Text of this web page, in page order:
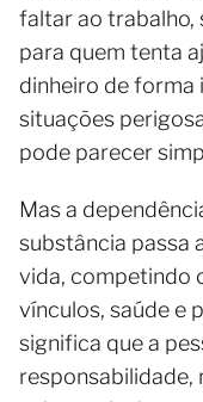
faltar ao trabalho,
para quem tenta
dinheiro de forma
situações
pode parecer
Mas a
substância passa
vida, competindo
vínculos, saúde e
significa que a
responsabilidade,